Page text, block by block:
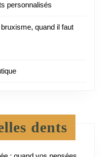
personnalisés
quand il faut
dents